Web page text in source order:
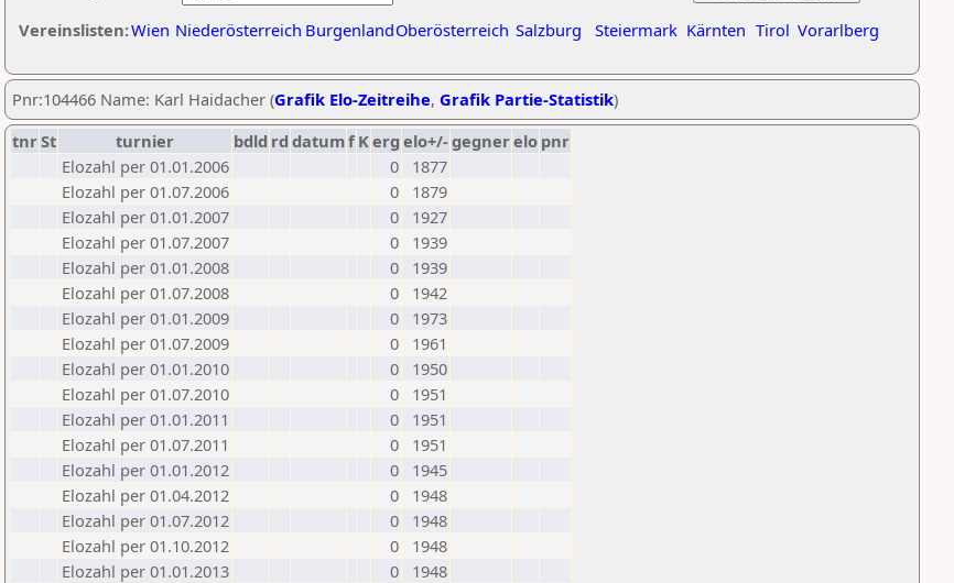
Vereinslisten:Wien Niederösterreich BurgenlandOberösterreich Salzburg Steiermark Kärnten Tirol Vorarlberg
Pnr:104466 Name: Karl Haidacher (Grafik Elo-Zeitreihe, Grafik Partie-Statistik)
tnrSt turnier bdld rd datumf Kerg elo+/-gegnerelo pnr
Elozahl per 01.01.2006
0
1877
Elozahl per 01.07.2006
0
1879
Elozahl per 01.01.2007
0
1927
Elozahl per 01.07.2007
0
1939
Elozahl per 01.01.2008
0
1939
Elozahl per 01.07.2008
0
1942
Elozahl per 01.01.2009
0
1973
Elozahl per 01.07.2009
0
1961
Elozahl per 01.01.2010
0
1950
Elozahl per 01.07.2010
0
1951
Elozahl per 01.01.2011
0
1951
Elozahl per 01.07.2011
0
1951
Elozahl per 01.01.2012
0
1945
Elozahl per 01.04.2012
0
1948
Elozahl per 01.07.2012
0
1948
Elozahl per 01.10.2012
0
1948
Elozahl per 01.01.2013
0
1948